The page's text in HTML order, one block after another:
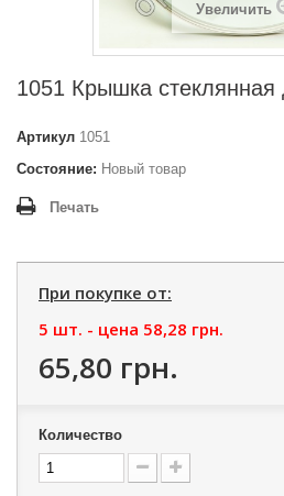
Увеличить
1051 Крышка стеклянная
Артикул 1051
Состояние: Новый товар
Печать
При покупке от:
5 шт. - цена 58,28 грн.
65,80 грн.
Количество